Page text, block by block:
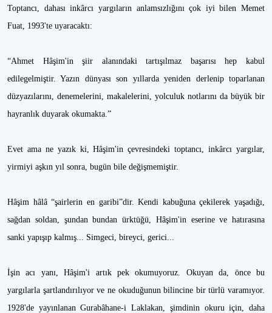
Toptancı, dahası inkârcı yargıların anlamsızlığını çok iyi bilen Memet
Fuat, 1993'te uyaracaktı:
“Ahmet Hâşim'in şiir alanındaki tartışılmaz başarısı hep kabul
edilegelmiştir. Yazın dünyası son yıllarda yeniden derlenip toparlanan
düzyazılarını, denemelerini, makalelerini, yolculuk notlarını da büyük bir
hayranlık duyarak okumakta.”
Evet ama ne yazık ki, Hâşim'in çevresindeki toptancı, inkârcı yargılar,
yirmiyi aşkın yıl sonra, bugün bile değişmemiştir.
Hâşim hâlâ “şairlerin en garibi”dir. Kendi kabuğuna çekilerek yaşadığı,
sağdan soldan, şundan bundan ürktüğü, Hâşim'in eserine ve hatırasına
sanki yapışıp kalmış... Simgeci, bireyci, gerici...
İşin acı yanı, Hâşim'i artık pek okumuyoruz. Okuyan da, önce bu
yargılarla şartlandırılıyor ve ne okuduğunun bilincine bir türlü varamıyor.
1928'de yayınlanan Gurabâhane-i Laklakan, şimdinin okuru için, daha